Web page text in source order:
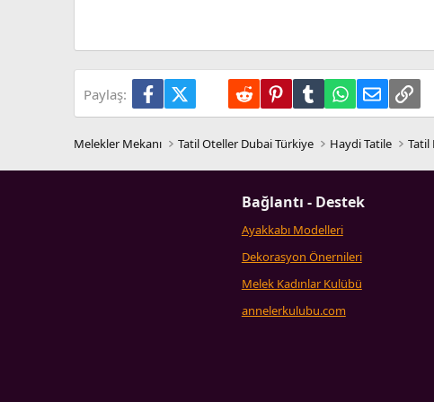
Paylaş: FacebookX (Twitter)LinkedIn
Reddit PinterestTumblrWhatsApp
E-postaLink
Melekler Mekanı Tatil Oteller Dubai Türkiye Haydi Tatile Tatil
Bağlantı - Destek
Ayakkabı Modelleri
Dekorasyon Önernileri
Melek Kadınlar Kulübü
annelerkulubu.com